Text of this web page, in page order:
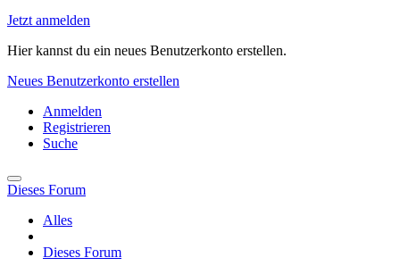
Jetzt anmelden
Hier kannst du ein neues Benutzerkonto erstellen.
Neues Benutzerkonto erstellen
Anmelden
Registrieren
Suche
Dieses Forum
Alles
Dieses Forum